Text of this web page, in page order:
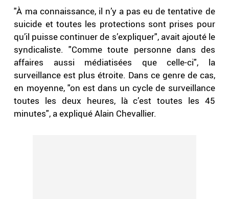
"À ma connaissance, il n’y a pas eu de tentative de
suicide et toutes les protections sont prises pour
qu’il puisse continuer de s’expliquer", avait ajouté le
syndicaliste. "Comme toute personne dans des
affaires aussi médiatisées que celle-ci", la
surveillance est plus étroite. Dans ce genre de cas,
en moyenne, "on est dans un cycle de surveillance
toutes les deux heures, là c’est toutes les 45
minutes", a expliqué Alain Chevallier.